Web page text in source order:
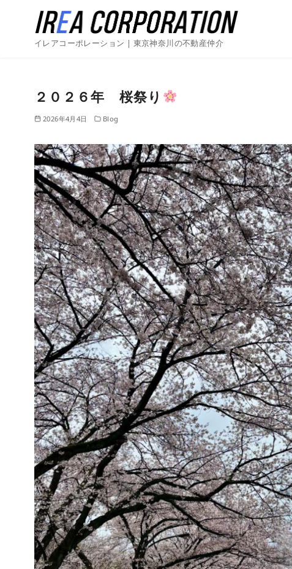
イレアコーポレーション | 東京神奈川の不動産仲介
２０２６年 桜祭り
2026年4月4日 Blog